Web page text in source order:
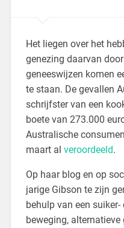
Het liegen over het
genezing daarvan
geneeswijzen komen
te staan. De gevallen
schrijfster van een
boete van 273.000
Australische
maart al veroordeeld.
Op haar blog en op
jarige Gibson te zijn
behulp van een
beweging,